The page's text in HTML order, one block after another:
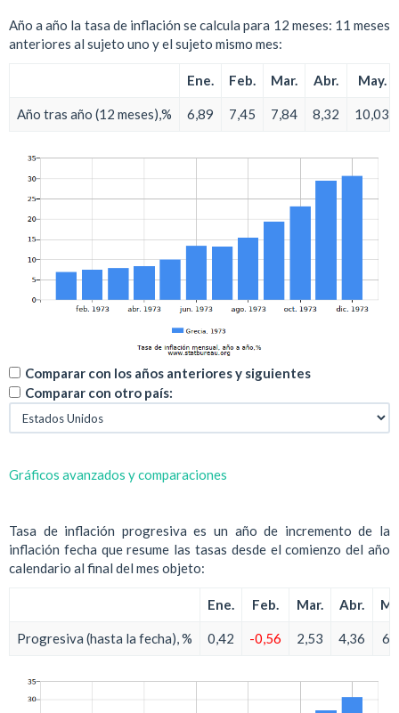
Año a año la tasa de inflación se calcula para 12 meses: 11 meses
anteriores al sujeto uno y el sujeto mismo mes:
Ene. Feb. Mar. Abr. May.
Año tras año (12 meses),% 6,89 7,45 7,84 8,32 10,03
Comparar con los años anteriores y siguientes
Comparar con otro país:
Gráficos avanzados y comparaciones
Tasa de inflación progresiva es un año de incremento de la
inflación fecha que resume las tasas desde el comienzo del año
calendario al final del mes objeto:
Ene. Feb. Mar. Abr.
Progresiva (hasta la fecha), % 0,42 -0,56 2,53 4,36